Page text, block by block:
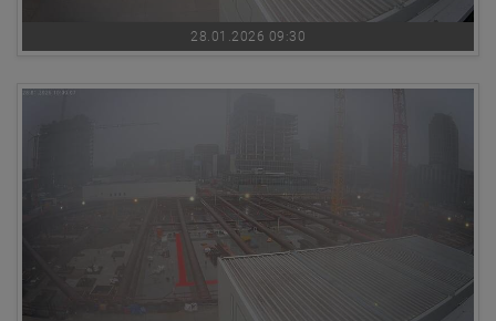
28.01.2026 09:30